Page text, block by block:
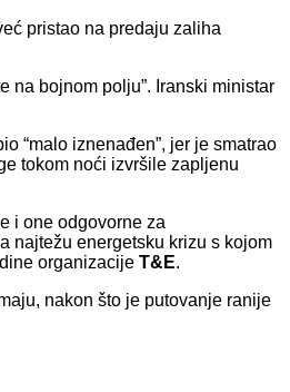
pristao na predaju zaliha
na bojnom polju”. Iranski ministar
“malo iznenađen”, jer je smatrao
tokom noći izvršile zapljenu
i one odgovorne za
najtežu energetsku krizu s kojom
organizacije T&E.
nakon što je putovanje ranije